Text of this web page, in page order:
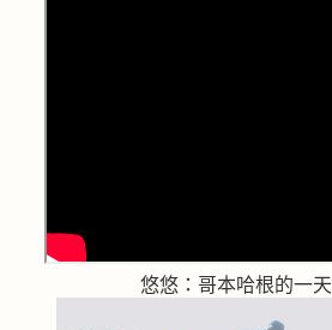
悠悠：哥本哈根的一天